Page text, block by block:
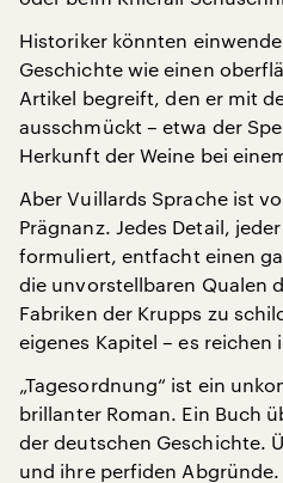
Historiker könnten
Geschichte wie einen
Artikel begreift, den er mit
ausschmückt – etwa der
Herkunft der Weine bei
Aber Vuillards Sprache ist
Prägnanz. Jedes Detail,
formuliert, entfacht einen
die unvorstellbaren Qualen
Fabriken der Krupps zu
eigenes Kapitel – es reichen
„Tagesordnung“ ist ein
brillanter Roman. Ein Buch
der deutschen Geschichte.
und ihre perfiden